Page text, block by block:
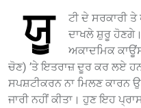
ਯੂ
ਟੀ ਦੇ ਸਰਕਾਰੀ
ਦਾਖਲੇ ਸ਼ੁਰੂ
ਅਕਾਦਮਿਕ
ਚੋਣ) ’ਤੇ ਇਤਰਾਜ਼ ਦੂਰ ਕਰ ਲਏ
ਸਪਸ਼ਟੀਕਰਨ ਨਾ ਮਿਲਣ ਕਾਰਨ
ਜਾਰੀ ਨਹੀਂ ਕੀਤਾ। ਹੁਣ ਇਹ